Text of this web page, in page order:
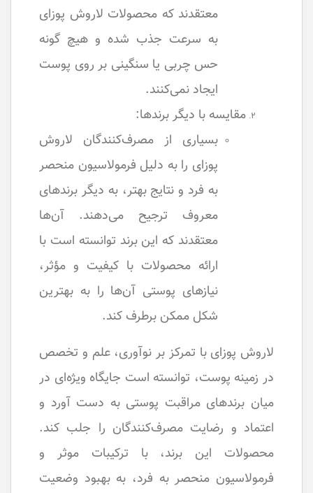
معتقدند که محصولات لاروش پوزای
به سرعت جذب شده و هیچ گونه
حس چربی یا سنگینی بر روی پوست
ایجاد نمی‌کنند.
مقایسه با دیگر برندها:
بسیاری از مصرف‌کنندگان لاروش
پوزای را به دلیل فرمولاسیون منحصر
به فرد و نتایج بهتر، به دیگر برندهای
معروف ترجیح می‌دهند. آن‌ها
معتقدند که این برند توانسته است با
ارائه محصولات با کیفیت و مؤثر،
نیازهای پوستی آن‌ها را به بهترین
شکل ممکن برطرف کند.
لاروش پوزای با تمرکز بر نوآوری، علم و تخصص
در زمینه پوست، توانسته است جایگاه ویژه‌ای در
میان برندهای مراقبت پوستی به دست آورد و
اعتماد و رضایت مصرف‌کنندگان را جلب کند.
محصولات این برند، با ترکیبات موثر و
فرمولاسیون منحصر به فرد، به بهبود وضعیت